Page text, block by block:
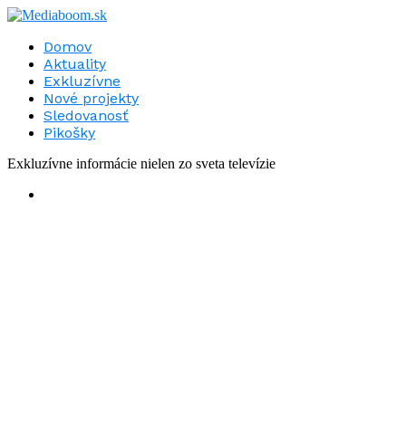
Domov
Aktuality
Exkluzívne
Nové projekty
Sledovanosť
Pikošky
Exkluzívne informácie nielen zo sveta televízie